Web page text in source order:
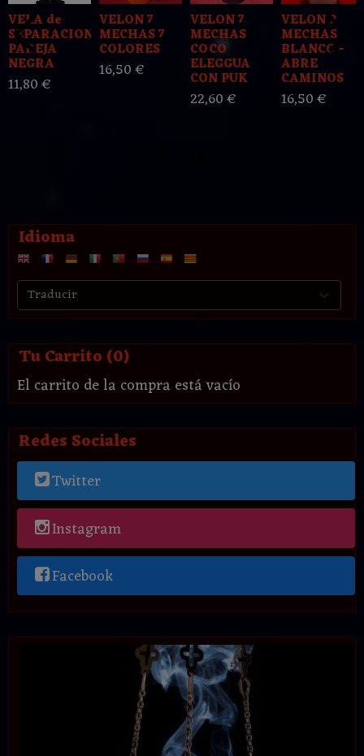
Idioma
Tu Carrito (0)
El carrito de la compra está vacío
Redes Sociales
Twitter
Instagram
Facebook
VELA de
SEPARACION
PAREJA
NEGRA
11,80 €
VELON 7
MECHAS 7
COLORES
16,50 €
VELON 7
MECHAS
COCO
ELEGGUA
CON PUK
22,60 €
VELON 9
MECHAS
BLANCO -
ABRE
CAMINOS
16,50 €